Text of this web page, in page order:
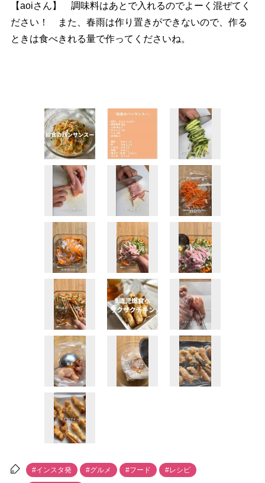
【aoiさん】 調味料はあとで入れるのでよーく混ぜてく
ださい！ また、春雨は作り置きができないので、作る
ときは食べきれる量で作ってくださいね。
#インスタ発 #グルメ #フード #レシピ